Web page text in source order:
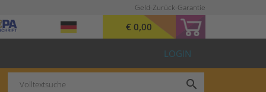
Geld-Zurück-Garantie
€ 0,00
LOGIN
search